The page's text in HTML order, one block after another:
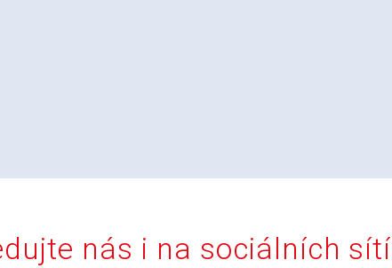
nás i na sociálních